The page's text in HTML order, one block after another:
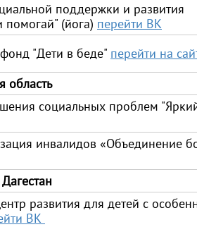
поддержки и развития
помогай" (йога) перейти ВК
"Дети в беде" перейти на
область
социальных проблем
инвалидов «Объединение
развития для детей с
ВК